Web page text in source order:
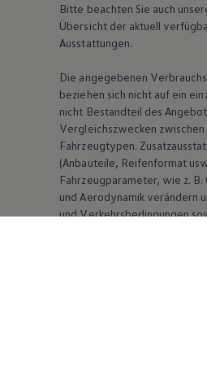
Bitte beachten Sie auch
Übersicht der aktuell
Ausstattungen.
Die angegebenen
beziehen sich nicht auf ein
nicht Bestandteil des
Vergleichszwecken
Fahrzeugtypen.
(Anbauteile, Reifenformat
Fahrzeugparameter, wie z. B.
und Aerodynamik verändern
und Verkehrsbedingungen